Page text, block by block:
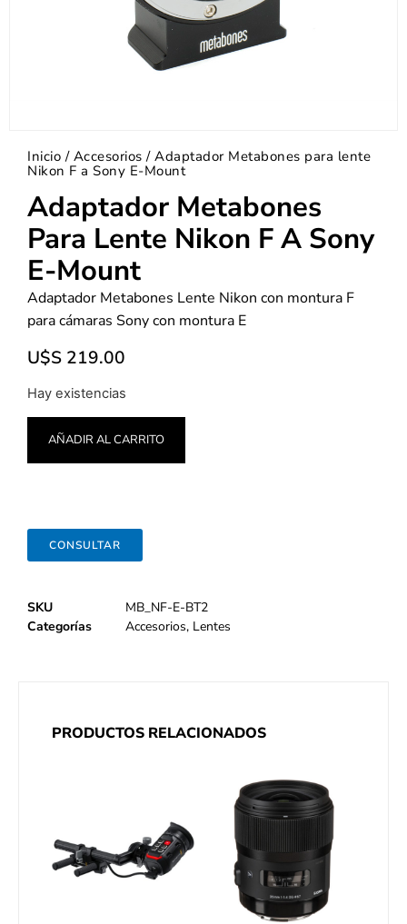
Inicio / Accesorios / Adaptador Metabones para lente
Nikon F a Sony E-Mount
Adaptador Metabones
Para Lente Nikon F A Sony
E-Mount
Adaptador Metabones Lente Nikon con montura F
para cámaras Sony con montura E
U$S 219.00
Hay existencias
AÑADIR AL CARRITO
CONSULTAR
SKU
MB_NF-E-BT2
Categorías
Accesorios, Lentes
PRODUCTOS RELACIONADOS